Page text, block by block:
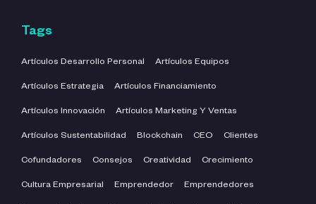
Tags
Artículos Desarrollo Personal Artículos Equipos
Artículos Estrategia Artículos Financiamiento
Artículos Innovación Artículos Marketing Y Ventas
Artículos Sustentabilidad Blockchain CEO Clientes
Cofundadores Consejos Creatividad Crecimiento
Cultura Empresarial Emprendedor Emprendedores